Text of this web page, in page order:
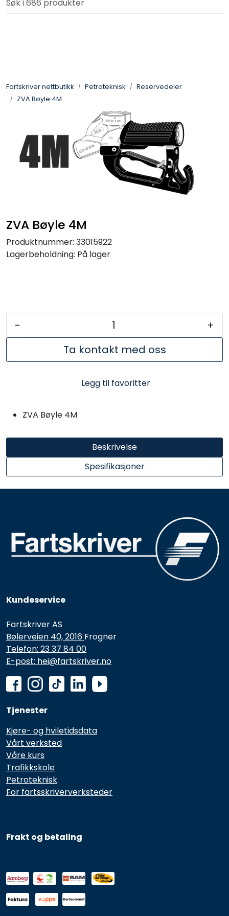
Skip to main contentLogg inn for å handle
Fartskriver nettbutikk Petroteknisk
Reservedeler
ZVA Bøyle 4M
ZVA Bøyle 4M
Produktnummer: 33015922
Lagerbeholdning: På lager
-
+
Ta kontakt med oss
Legg til favoritter
Beskrivelse
Spesifikasjoner
ZVA Bøyle 4M
Frakt og betaling
Kundeservice
Fartskriver AS
Bølerveien 40, 2016 Frogner
Telefon: 23 37 84 00
E-post: hei@fartskriver.no
Tjenester
Kjøre- og hviletidsdata
Vårt verksted
Våre kurs
Trafikkskole
Petroteknisk
For fartsskriververksteder
Petroteknisk